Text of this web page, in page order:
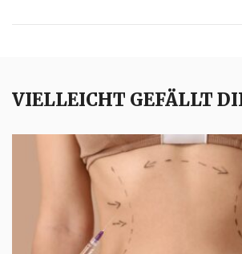
VIELLEICHT GEFÄLLT